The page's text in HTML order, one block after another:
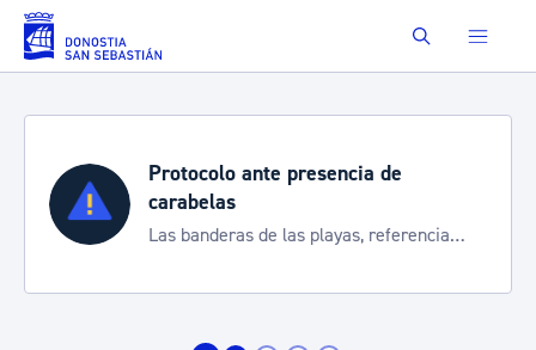
Saltar al contenido principal Buscar
Protocolo ante presencia de
carabelas
Las banderas de las playas, referencia